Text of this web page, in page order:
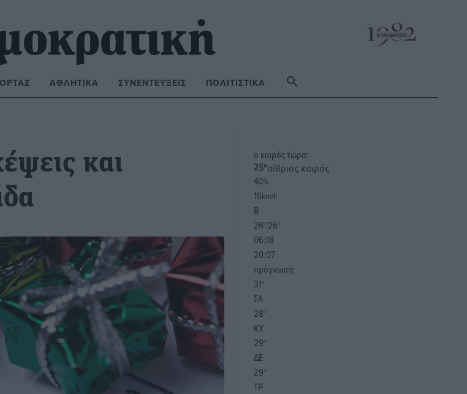
ΑΘΛΗΤΙΚΆ ΣΥΝΕΝΤΕΎΞΕΙΣ ΠΟΛΙΤΙΣΤΙΚΆ
και
o καιρός τώρα:
25°αίθριος καιρός
40%
16km/h
Β
26°/26°
06:18
20:07
πρόγνωση:
31°
ΣΑ
28°
ΚΥ
29°
ΔΕ
29°
ΤΡ